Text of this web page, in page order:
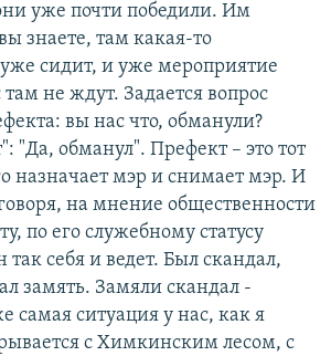
уже почти победили. Им
знаете, там какая-то
сидит, и уже мероприятие
там не ждут. Задается вопрос
вы нас что, обманули?
"Да, обманул". Префект – это тот
назначает мэр и снимает мэр. И
на мнение общественности
по его служебному статусу
так себя и ведет. Был скандал,
замять. Замяли скандал -
самая ситуация у нас, как я
с Химкинским лесом, с